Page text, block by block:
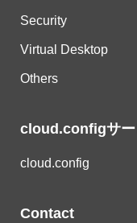
Security
Virtual Desktop
Others
cloud.configサー
cloud.config
Contact